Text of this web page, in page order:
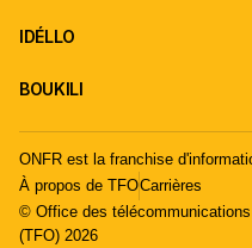
IDÉLLO
BOUKILI
ONFR est la franchise
À propos de TFOCarrières
© Office des
(TFO) 2026